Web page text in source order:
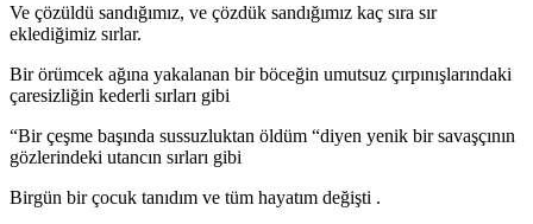
Ve çözüldü sandığımız, ve çözdük sandığımız kaç sıra sır
eklediğimiz sırlar.
Bir örümcek ağına yakalanan bir böceğin umutsuz çırpınışlarındaki
çaresizliğin kederli sırları gibi
“Bir çeşme başında sussuzluktan öldüm “diyen yenik bir savaşçının
gözlerindeki utancın sırları gibi
Birgün bir çocuk tanıdım ve tüm hayatım değişti .